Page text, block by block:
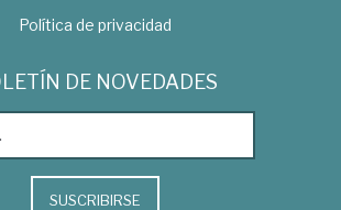
Política de privacidad
DE NOVEDADES
SUSCRIBIRSE